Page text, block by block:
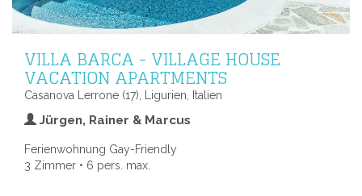
VILLA BARCA - VILLAGE HOUSE
VACATION APARTMENTS
Casanova Lerrone (17), Ligurien, Italien
Jürgen, Rainer & Marcus
Ferienwohnung Gay-Friendly
3 Zimmer • 6 pers. max.